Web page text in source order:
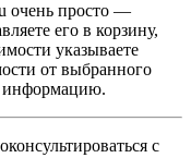
очень просто —
его в корзину,
указываете
от выбранного
информацию.
с